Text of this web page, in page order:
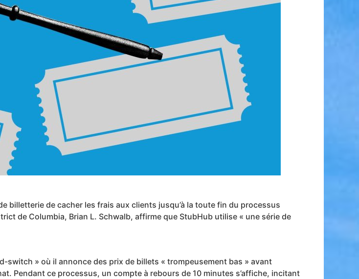
billetterie de cacher les frais aux clients jusqu’à la toute fin du processus
de Columbia, Brian L. Schwalb, affirme que StubHub utilise « une série de
switch » où il annonce des prix de billets « trompeusement bas » avant
Pendant ce processus, un compte à rebours de 10 minutes s’affiche, incitant